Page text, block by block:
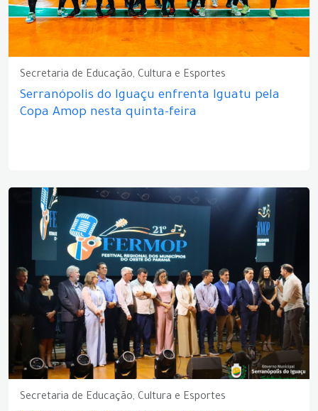
Secretaria de Educação, Cultura e Esportes
Serranópolis do Iguaçu enfrenta Iguatu pela
Copa Amop nesta quinta-feira
Secretaria de Educação, Cultura e Esportes